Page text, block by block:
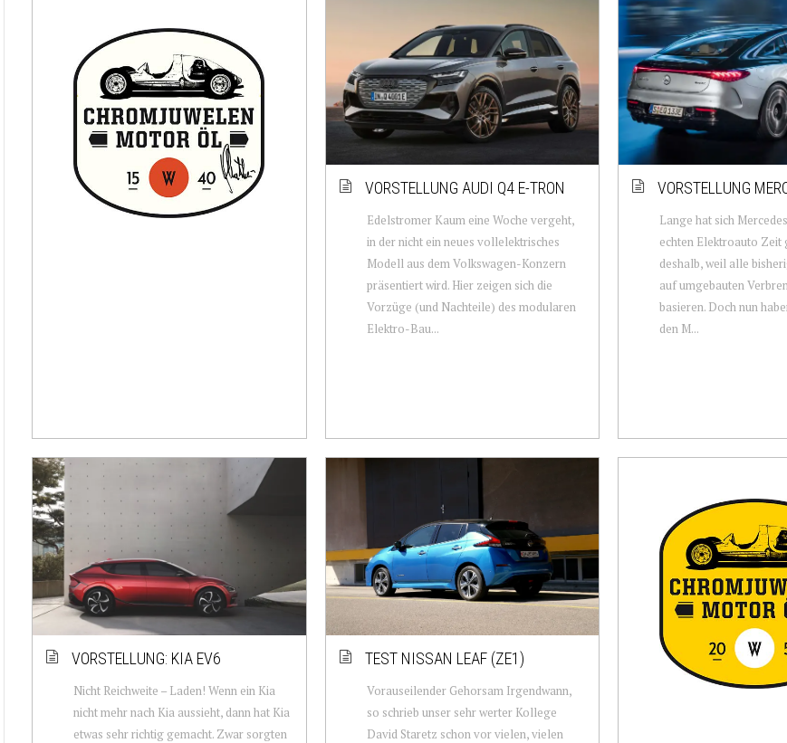
VORSTELLUNG AUDI Q4 E-TRON
Edelstromer Kaum eine Woche vergeht,
in der nicht ein neues vollelektrisches
Modell aus dem Volkswagen-Konzern
präsentiert wird. Hier zeigen sich die
Vorzüge (und Nachteile) des modularen
Elektro-Bau...
VORSTELLUNG
Lange hat sich
echten Elektroauto Zeit
deshalb, weil alle
auf umgebauten
basieren. Doch nun
den M...
VORSTELLUNG: KIA EV6
Nicht Reichweite – Laden! Wenn ein Kia
nicht mehr nach Kia aussieht, dann hat Kia
etwas sehr richtig gemacht. Zwar sorgten
TEST NISSAN LEAF (ZE1)
Vorauseilender Gehorsam Irgendwann,
so schrieb unser sehr werter Kollege
David Staretz schon vor vielen, vielen